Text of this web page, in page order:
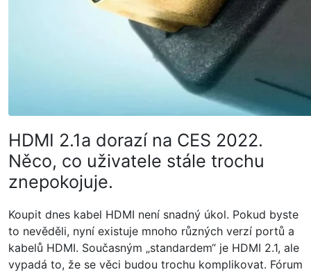
HDMI 2.1a dorazí na CES 2022.
Něco, co uživatele stále trochu
znepokojuje.
Koupit dnes kabel HDMI není snadný úkol. Pokud byste
to nevěděli, nyní existuje mnoho různých verzí portů a
kabelů HDMI. Současným „standardem“ je HDMI 2.1, ale
vypadá to, že se věci budou trochu komplikovat. Fórum